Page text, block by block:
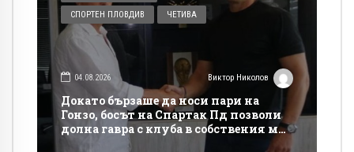
СПОРТЕН ПЛОВДИВ ЧЕТИВА
04.08.2026 Виктор Николов
Докато бързаше да носи пари на
Гонзо, босът на Спартак Пд позволи
долна гавра с клуба в собствения му
сайт